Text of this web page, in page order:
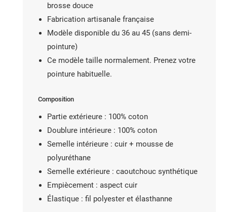
brosse douce
Fabrication artisanale française
Modèle disponible du 36 au 45 (sans demi-
pointure)
Ce modèle taille normalement. Prenez votre
pointure habituelle.
Composition
Partie extérieure : 100% coton
Doublure intérieure : 100% coton
Semelle intérieure : cuir + mousse de
polyuréthane
Semelle extérieure : caoutchouc synthétique
Empiècement : aspect cuir
Élastique : fil polyester et élasthanne